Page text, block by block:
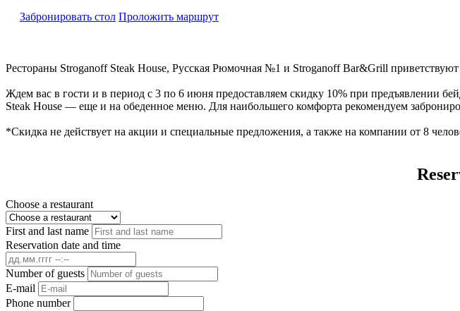
Забронировать стол Проложить маршрут
Рестораны Stroganoff Steak House, Русская Рюмочная №1 и Stroganoff Bar&Grill
Ждем вас в гости и в период с 3 по 6 июня предоставляем скидку 10% при предъявлении
Steak House — еще и на обеденное меню. Для наибольшего комфорта рекомендуем
*Скидка не действует на акции и специальные предложения, а также на компании от 8
Choose a restaurant
First and last name
Reservation date and time
Number of guests
E-mail
Phone number